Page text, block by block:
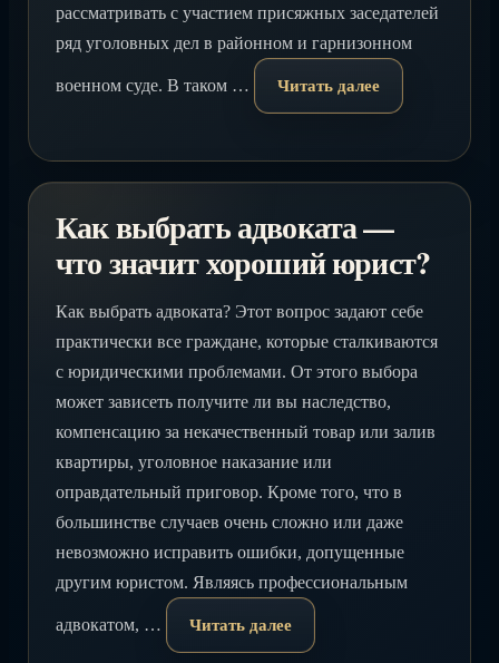
рассматривать с участием присяжных заседателей
ряд уголовных дел в районном и гарнизонном
военном суде. В таком … Читать далее
Как выбрать адвоката —
что значит хороший юрист?
Как выбрать адвоката? Этот вопрос задают себе
практически все граждане, которые сталкиваются
с юридическими проблемами. От этого выбора
может зависеть получите ли вы наследство,
компенсацию за некачественный товар или залив
квартиры, уголовное наказание или
оправдательный приговор. Кроме того, что в
большинстве случаев очень сложно или даже
невозможно исправить ошибки, допущенные
другим юристом. Являясь профессиональным
адвокатом, … Читать далее